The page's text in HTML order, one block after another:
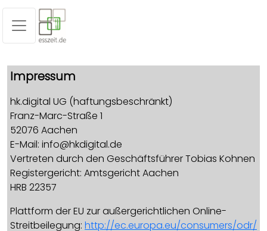
Impressum
hk.digital UG (haftungsbeschränkt)
Franz-Marc-Straße 1
52076 Aachen
E-Mail: info@hkdigital.de
Vertreten durch den Geschäftsführer Tobias Kohnen
Registergericht: Amtsgericht Aachen
HRB 22357
Plattform der EU zur außergerichtlichen Online-
Streitbeilegung: http://ec.europa.eu/consumers/odr/